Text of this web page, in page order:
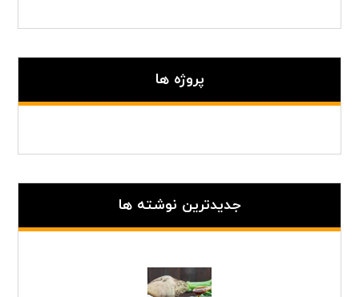
پروژه ها
جدیدترین نوشته ها